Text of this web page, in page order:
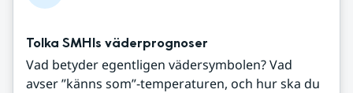
Tolka SMHIs väderprognoser
Vad betyder egentligen vädersymbolen? Vad
avser ”känns som”-temperaturen, och hur ska du